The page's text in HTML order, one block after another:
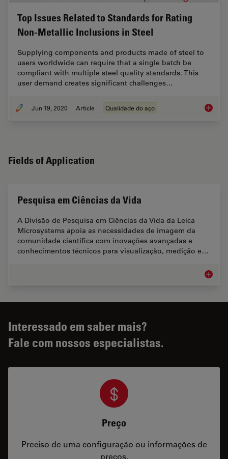
Top Issues Related to Standards for Rating
Non-Metallic Inclusions in Steel
Supplying components and products made of steel to
users worldwide can require that a single batch be
compliant with multiple steel quality standards. This
user demand creates significant challenges…
Jun 19, 2020 Article Qualidade do aço Top
Fields of Application
Pesquisa em Ciências da Vida
A Divisão de Pesquisa em Ciências da Vida da Leica
Microsystems apoia as necessidades de imagem da
comunidade científica com inovações avançadas e
conhecimentos técnicos para visualização, medição e…
Interessado em saber mais?
Fale com nossos especialistas.
Preço
Preciso de uma configuração ou informações de
preços.